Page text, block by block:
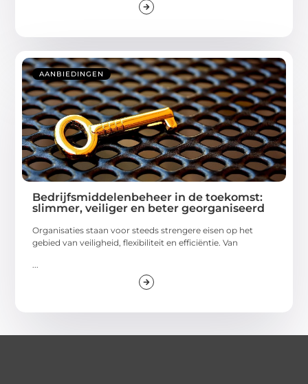
AANBIEDINGEN
Bedrijfsmiddelenbeheer in de toekomst:
slimmer, veiliger en beter georganiseerd
Organisaties staan voor steeds strengere eisen op het
gebied van veiligheid, flexibiliteit en efficiëntie. Van
...